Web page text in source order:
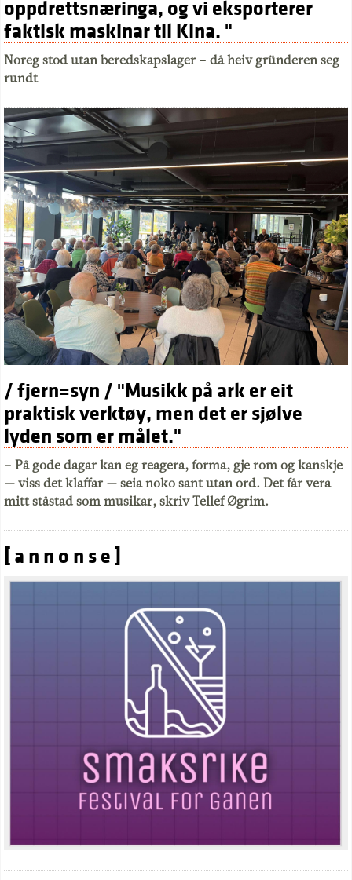
oppdrettsnæringa, og vi eksporterer
faktisk maskinar til Kina. "
Noreg stod utan beredskapslager – då heiv gründeren seg
rundt
/ fjern=syn / "Musikk på ark er eit
praktisk verktøy, men det er sjølve
lyden som er målet."
– På gode dagar kan eg reagera, forma, gje rom og kanskje
— viss det klaffar — seia noko sant utan ord. Det får vera
mitt ståstad som musikar, skriv Tellef Øgrim.
[ a n n o n s e ]